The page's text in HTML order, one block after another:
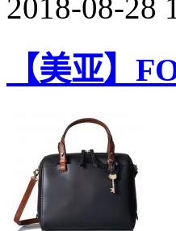
2018-08-28
【美亚】